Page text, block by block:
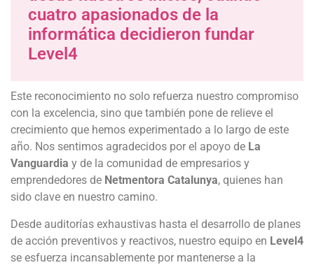
cuatro apasionados de la
informática decidieron fundar
Level4
Este reconocimiento no solo refuerza nuestro compromiso
con la excelencia, sino que también pone de relieve el
crecimiento que hemos experimentado a lo largo de este
año. Nos sentimos agradecidos por el apoyo de La
Vanguardia y de la comunidad de empresarios y
emprendedores de Netmentora Catalunya, quienes han
sido clave en nuestro camino.
Desde auditorías exhaustivas hasta el desarrollo de planes
de acción preventivos y reactivos, nuestro equipo en Level4
se esfuerza incansablemente por mantenerse a la